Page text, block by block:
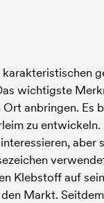
wichtigste
anbringen.
zu
aber
Klebstoff auf
Markt.